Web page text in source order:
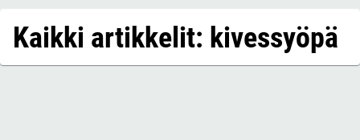
Kaikki artikkelit: kivessyöpä